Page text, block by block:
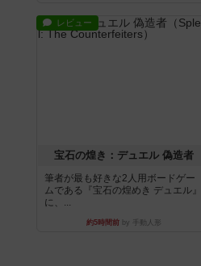
レビュー
宝石の煌き：デュエル 偽造者
筆者が最も好きな2人用ボードゲー
ムである『宝石の煌めき デュエル』
に、...
約5時間前by 手動人形